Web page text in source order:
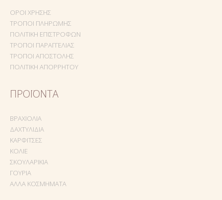
ΌΡΟΙ ΧΡΉΣΗΣ
ΤΡΌΠΟΙ ΠΛΗΡΩΜΉΣ
ΠΟΛΙΤΙΚΉ ΕΠΙΣΤΡΟΦΏΝ
ΤΡΌΠΟΙ ΠΑΡΑΓΓΕΛΊΑΣ
ΤΡΌΠΟΙ ΑΠΟΣΤΟΛΉΣ
ΠΟΛΙΤΙΚΉ ΑΠΟΡΡΉΤΟΥ
ΠΡΟΪΌΝΤΑ
ΒΡΑΧΙΌΛΙΑ
ΔΑΧΤΥΛΊΔΙΑ
ΚΑΡΦΊΤΣΕΣ
ΚΟΛΙΈ
ΣΚΟΥΛΑΡΊΚΙΑ
ΓΟΎΡΙΑ
ΆΛΛΑ ΚΟΣΜΉΜΑΤΑ